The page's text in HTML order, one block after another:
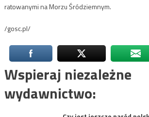
ratowanymi na Morzu Śródziemnym.
/gosc.pl/
Wspieraj niezależne
wydawnictwo: